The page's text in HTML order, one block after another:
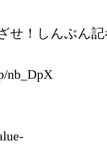
せ！しんぶん
nb_DpX